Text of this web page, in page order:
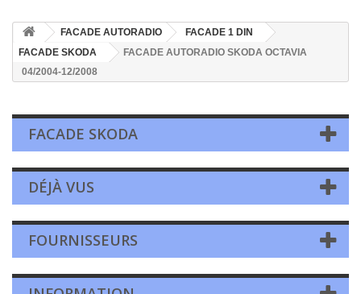
FACADE AUTORADIO
FACADE 1 DIN
FACADE SKODA
FACADE AUTORADIO SKODA OCTAVIA
04/2004-12/2008
FACADE SKODA
DÉJÀ VUS
FOURNISSEURS